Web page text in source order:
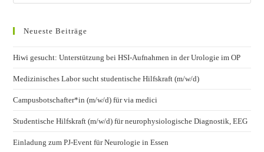
Neueste Beiträge
Hiwi gesucht: Unterstützung bei HSI-Aufnahmen in der Urologie im OP
Medizinisches Labor sucht studentische Hilfskraft (m/w/d)
Campusbotschafter*in (m/w/d) für via medici
Studentische Hilfskraft (m/w/d) für neurophysiologische Diagnostik, EEG
Einladung zum PJ-Event für Neurologie in Essen